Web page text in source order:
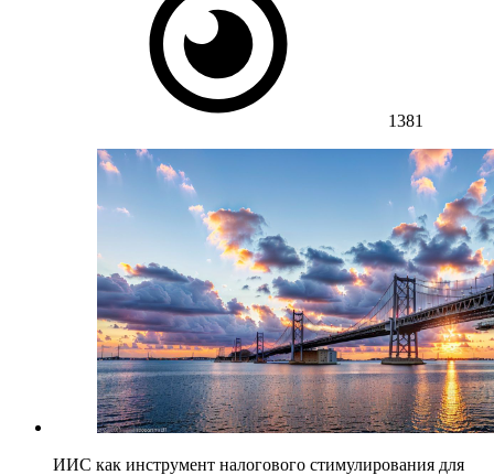
1381
ИИС как инструмент налогового стимулирования для